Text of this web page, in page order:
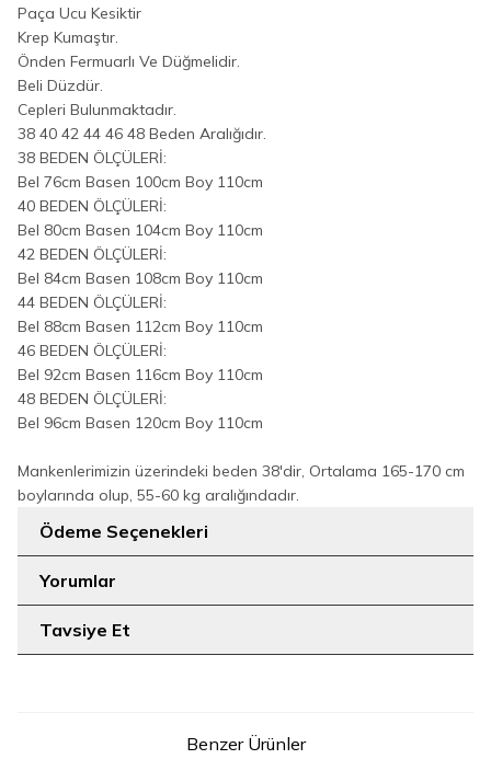
Paça Ucu Kesiktir
Krep Kumaştır.
Önden Fermuarlı Ve Düğmelidir.
Beli Düzdür.
Cepleri Bulunmaktadır.
38 40 42 44 46 48 Beden Aralığıdır.
38 BEDEN ÖLÇÜLERİ:
Bel 76cm Basen 100cm Boy 110cm
40 BEDEN ÖLÇÜLERİ:
Bel 80cm Basen 104cm Boy 110cm
42 BEDEN ÖLÇÜLERİ:
Bel 84cm Basen 108cm Boy 110cm
44 BEDEN ÖLÇÜLERİ:
Bel 88cm Basen 112cm Boy 110cm
46 BEDEN ÖLÇÜLERİ:
Bel 92cm Basen 116cm Boy 110cm
48 BEDEN ÖLÇÜLERİ:
Bel 96cm Basen 120cm Boy 110cm
Mankenlerimizin üzerindeki beden 38'dir, Ortalama 165-170 cm
boylarında olup, 55-60 kg aralığındadır.
Ödeme Seçenekleri
Yorumlar
Tavsiye Et
Benzer Ürünler
8